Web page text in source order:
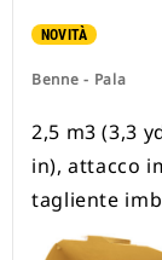
NOVITÀ
Benne - Pala
2,5 m3 (3,3
in), attacco
tagliente